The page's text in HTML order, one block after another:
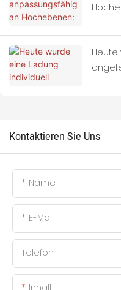
Heute
Kontaktieren Sie Uns
Name
E-Mail
Telefon
Inhalt